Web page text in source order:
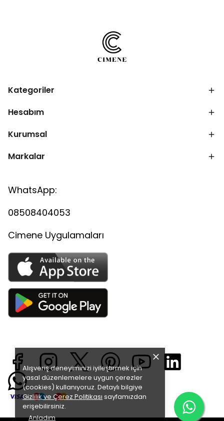
Alışveriş deneyiminizi iyileştirmek için
yasal düzenlemelere uygun çerezler
(cookies) kullanıyoruz. Detaylı bilgiye
Gizlilik ve Çerez Politikası sayfamızdan
erişebilirsiniz.
Anladım
Kategoriler
Hesabım
Kurumsal
Markalar
WhatsApp:
08508404053
Cimene Uygulamaları